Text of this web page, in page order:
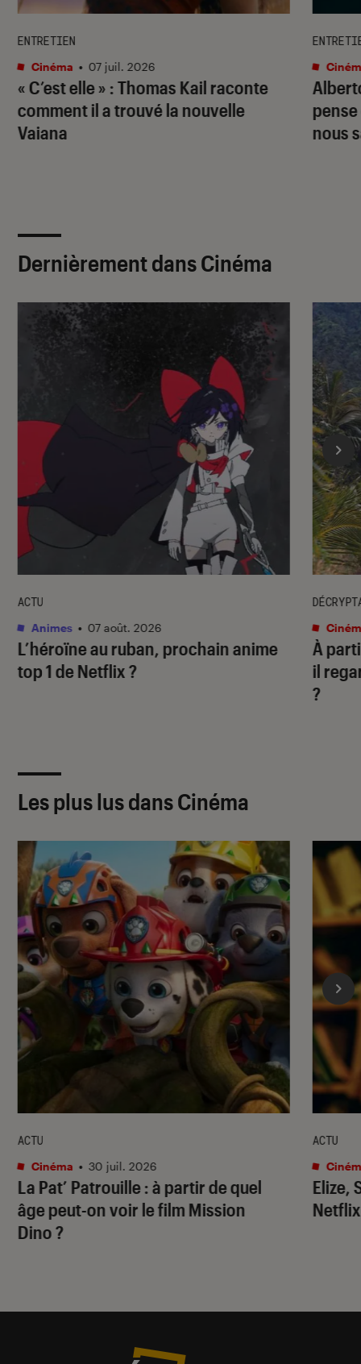
« C’est elle » : Thomas Kail raconte
comment il a trouvé la nouvelle
Vaiana
ENTRETIEN
Cinéma • 07 juil. 2026
nous
Dernièrement dans Cinéma
L’héroïne au ruban, prochain anime
top 1 de Netflix ?
ACTU
Animes • 07 août. 2026
À
il
?
Les plus lus dans Cinéma
La Pat’ Patrouille: à partir de quel
âge peut-on voir le film Mission
Dino?
ACTU
Cinéma • 30 juil. 2026
Elize,
ACTU